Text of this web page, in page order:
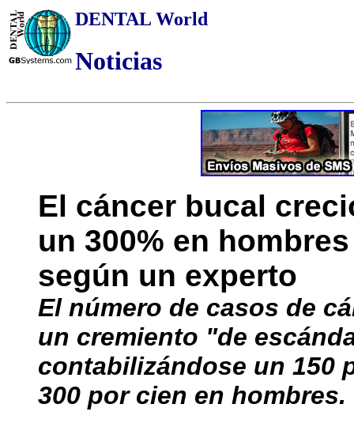
DENTAL World
Noticias
El cáncer bucal
un 300% en
según un experto
El número de casos de
un cremiento "de
contabilizándose un 150
300 por cien en hombres.